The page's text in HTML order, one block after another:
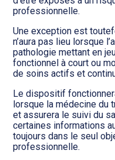
professionnelle.
Une exception est
n’aura pas lieu lorsque
pathologie mettant en
fonctionnel à court ou
de soins actifs et
Le dispositif
lorsque la médecine du
et assurera le suivi du
certaines informations
toujours dans le seul
professionnelle.